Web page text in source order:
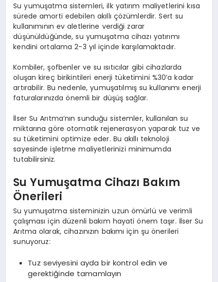
Su yumuşatma sistemleri, ilk yatırım maliyetlerini kısa
sürede amorti edebilen akıllı çözümlerdir. Sert su
kullanımının ev aletlerine verdiği zarar
düşünüldüğünde, su yumuşatma cihazı yatırımı
kendini ortalama 2-3 yıl içinde karşılamaktadır.
Kombiler, şofbenler ve su ısıtıcılar gibi cihazlarda
oluşan kireç birikintileri enerji tüketimini %30’a kadar
artırabilir. Bu nedenle, yumuşatılmış su kullanımı enerji
faturalarınızda önemli bir düşüş sağlar.
İlser Su Arıtma’nın sunduğu sistemler, kullanılan su
miktarına göre otomatik rejenerasyon yaparak tuz ve
su tüketimini optimize eder. Bu akıllı teknoloji
sayesinde işletme maliyetlerinizi minimumda
tutabilirsiniz.
Su Yumuşatma Cihazı Bakım
Önerileri
Su yumuşatma sisteminizin uzun ömürlü ve verimli
çalışması için düzenli bakım hayati önem taşır. İlser Su
Arıtma olarak, cihazınızın bakımı için şu önerileri
sunuyoruz:
Tuz seviyesini ayda bir kontrol edin ve
gerektiğinde tamamlayın